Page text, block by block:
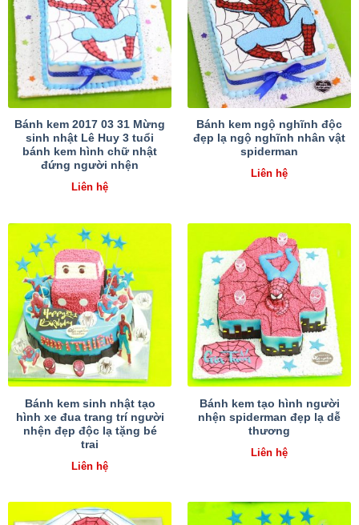
Bánh kem 2017 03 31 Mừng
sinh nhật Lê Huy 3 tuổi
bánh kem hình chữ nhật
đứng người nhện
Liên hệ
Bánh kem ngộ nghĩnh độc
đẹp lạ ngộ nghĩnh nhân vật
spiderman
Liên hệ
Bánh kem sinh nhật tạo
hình xe đua trang trí người
nhện đẹp độc lạ tặng bé
trai
Liên hệ
Bánh kem tạo hình người
nhện spiderman đẹp lạ dễ
thương
Liên hệ